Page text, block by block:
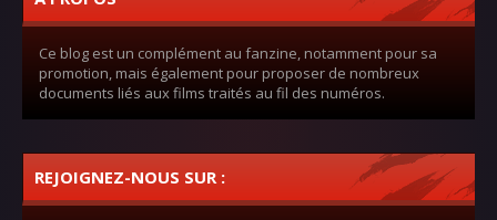
Ce blog est un complément au fanzine, notamment pour sa
promotion, mais également pour proposer de nombreux
documents liés aux films traités au fil des numéros.
REJOIGNEZ-NOUS SUR :